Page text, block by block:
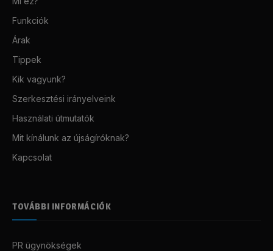
Funkciók
Árak
Tippek
Kik vagyunk?
Szerkesztési irányelveink
Használati útmutatók
Mit kínálunk az újságíróknak?
Kapcsolat
TOVÁBBI INFORMÁCIÓK
PR ügynökségek